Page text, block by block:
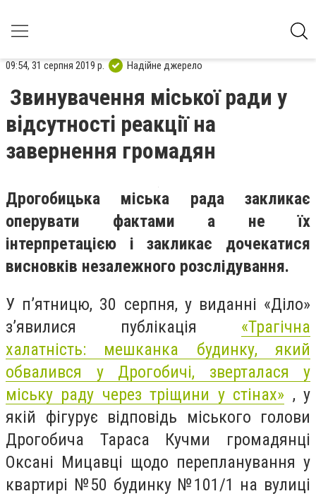
09:54, 31 серпня 2019 р. Надійне джерело
Звинувачення міської ради у
відсутності реакції на
завернення громадян
Дрогобицька міська рада закликає
оперувати фактами а не їх
інтерпретацією і закликає дочекатися
висновків незалежного розслідування.
У п’ятницю, 30 серпня, у виданні «Діло»
з’явилися публікація «Трагічна
халатність: мешканка будинку, який
обвалився у Дрогобичі, зверталася у
міську раду через тріщини у стінах» , у
якій фігурує відповідь міського голови
Дрогобича Тараса Кучми громадянці
Оксані Мицавці щодо перепланування у
квартирі №50 будинку №101/1 на вулиці